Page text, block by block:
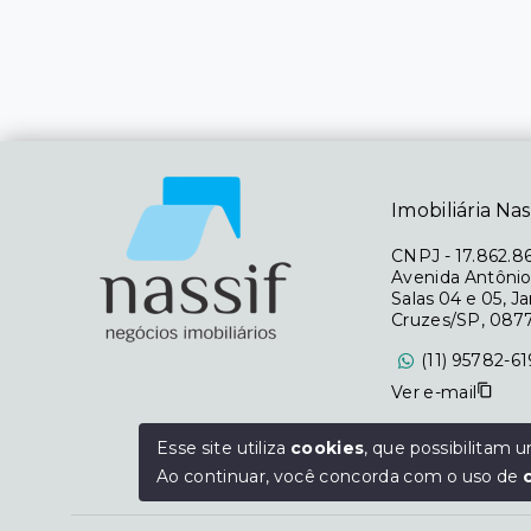
Imobiliária
CNPJ -
Avenida
Salas 04 e 05,
Cruzes/SP,
(11) 95782-
Ver e-mail
Segunda à
Sábado das 09h
Esse site utiliza cookies, que possibilitam
Ao continuar, você concorda com o uso de